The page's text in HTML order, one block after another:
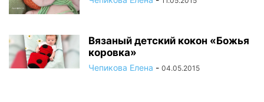
Вязаный детский кокон «Божья
коровка»
Чепикова Елена - 04.05.2015